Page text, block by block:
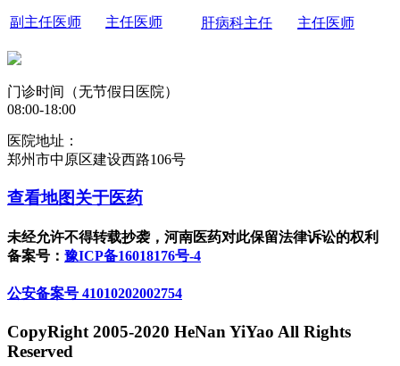
副主任医师 主任医师 肝病科主任 主任医师
门诊时间（无节假日医院）
08:00-18:00
医院地址：
郑州市中原区建设西路106号
查看地图关于医药
未经允许不得转载抄袭，河南医药对此保留法律诉讼的权利
备案号： 豫ICP备16018176号-4
公安备案号 41010202002754
CopyRight 2005-2020 HeNan YiYao All Rights
Reserved